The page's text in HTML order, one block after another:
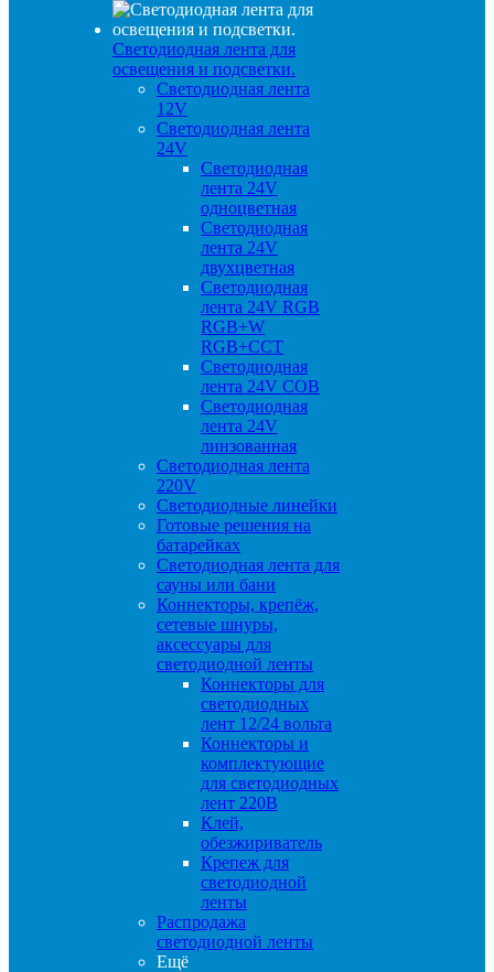
Светодиодная лента для
освещения и подсветки.
Светодиодная лента
12V
Светодиодная лента
24V
Светодиодная
лента 24V
одноцветная
Светодиодная
лента 24V
двухцветная
Светодиодная
лента 24V RGB
RGB+W
RGB+CCT
Светодиодная
лента 24V COB
Светодиодная
лента 24V
линзованная
Светодиодная лента
220V
Светодиодные линейки
Готовые решения на
батарейках
Светодиодная лента для
сауны или бани
Коннекторы, крепёж,
сетевые шнуры,
аксессуары для
светодиодной ленты
Коннекторы для
светодиодных
лент 12/24 вольта
Коннекторы и
комплектующие
для светодиодных
лент 220В
Клей,
обезжириватель
Крепеж для
светодиодной
ленты
Распродажа
светодиодной ленты
Ещё